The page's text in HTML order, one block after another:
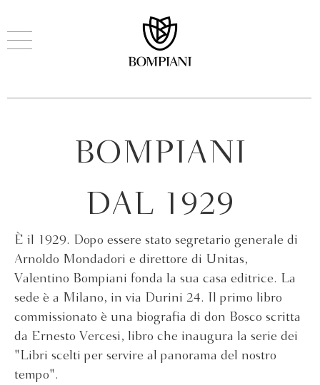
BOMPIANI
DAL 1929
È il 1929. Dopo essere stato segretario generale di
Arnoldo Mondadori e direttore di Unitas,
Valentino Bompiani fonda la sua casa editrice. La
sede è a Milano, in via Durini 24. Il primo libro
commissionato è una biografia di don Bosco scritta
da Ernesto Vercesi, libro che inaugura la serie dei
"Libri scelti per servire al panorama del nostro
tempo".